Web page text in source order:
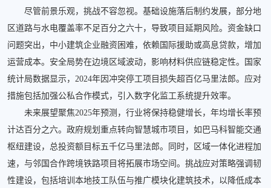
尽管前景乐观，挑战不容忽视。基础设施落后制约发展，部分地
区道路与水电覆盖率不足百分之六十，导致项目延期风险。资金缺口
问题突出，中小建筑企业融资困难，依赖国际援助或高息贷款，增加
运营成本。安全局势在边境区域波动，影响材料供应链稳定性。国家
统计局数据显示，2024年因冲突停工项目损失超百亿马里法郎。应对
措施包括加强公私合作模式，引入数字化监工系统提升效率。
未来展望聚焦2025年预测，行业将保持稳健增长，年均增长率预
计达百分之六。政府规划重点转向智慧城市项目，如巴马科智能交通
枢纽建设，总投资额目标五千亿马里法郎。同时，区域一体化进程加
速，与邻国合作跨境铁路项目将拓展市场空间。挑战应对策略强调韧
性建设，包括培训本地技工队伍与推广模块化建筑技术，以降低成本